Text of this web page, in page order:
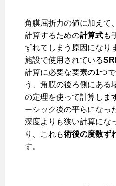
角膜屈折力の値に加えて
計算するための計算式も
ずれてしまう原因になり
施設で使用されている
計算に必要な要素の1つ
う、角膜の後ろ側にある
の定理を使って計算しま
ーシック後の平らになっ
深度よりも狭い計算にな
り、これも術後の度数ず
す。